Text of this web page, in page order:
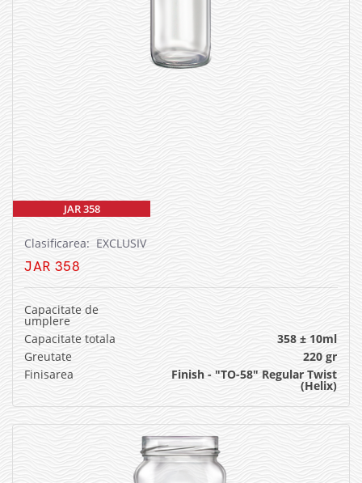
JAR 358
Clasificarea: EXCLUSIV
JAR 358
Capacitate de
umplere
Capacitate totala
358 ± 10ml
Greutate
220 gr
Finisarea
Finish - "TO-58" Regular Twist
(Helix)